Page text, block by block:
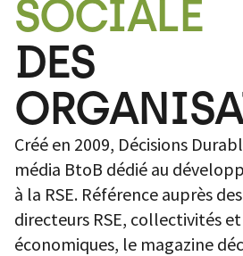
SOCIALE
DES
Créé en 2009, Décisions
média BtoB dédié au
à la RSE. Référence auprès
directeurs RSE, collectivités
économiques, le magazine